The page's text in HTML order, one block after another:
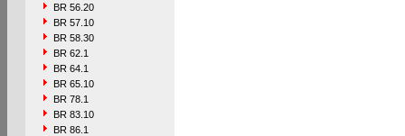
BR 56.20
BR 57.10
BR 58.30
BR 62.1
BR 64.1
BR 65.10
BR 78.1
BR 83.10
BR 86.1